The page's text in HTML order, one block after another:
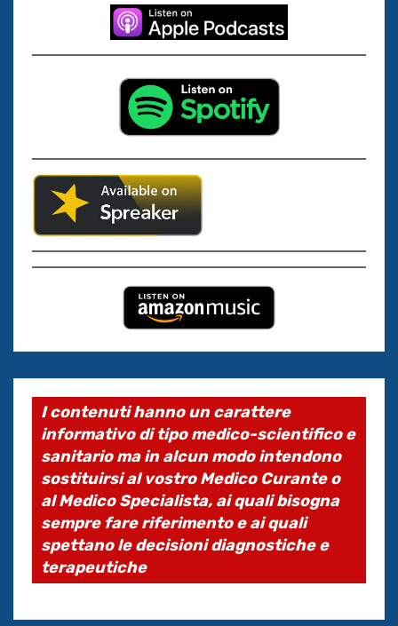
I contenuti hanno un carattere
informativo di tipo medico-scientifico e
sanitario ma in alcun modo intendono
sostituirsi al vostro Medico Curante o
al Medico Specialista, ai quali bisogna
sempre fare riferimento e ai quali
spettano le decisioni diagnostiche e
terapeutiche